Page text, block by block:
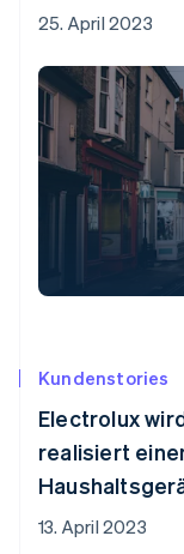
25. April 2023
Kundenstories
Electrolux
realisiert
13. April 2023